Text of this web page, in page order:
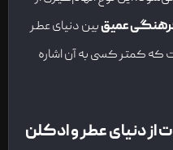
عمیقبین دنیای عطر
که کمتر کسی به آن اشاره
از دنیای عطر و ادکلن